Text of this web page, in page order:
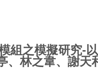
組之模擬研究- 以
、林之韋、謝天